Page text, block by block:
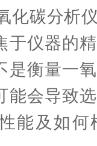
碳分析仪
于仪器的
是衡量一
能会导致
能及如何